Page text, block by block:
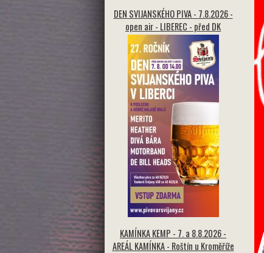
DEN SVIJANSKÉHO PIVA - 7.8.2026 -
open air - LIBEREC - před DK
KAMÍNKA KEMP - 7. a 8.8.2026 -
AREÁL KAMÍNKA - Roštín u Kroměříže